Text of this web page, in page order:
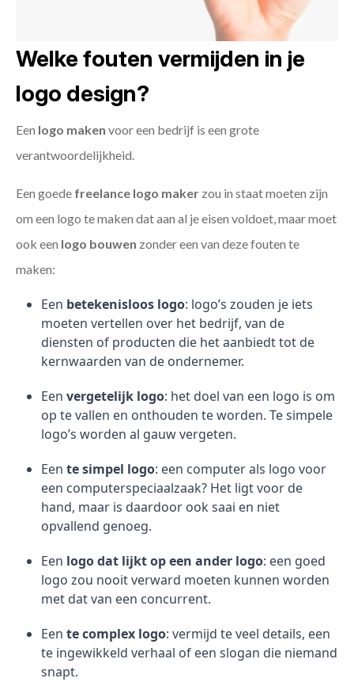
Welke fouten vermijden in je
logo design?
Een logo maken voor een bedrijf is een grote
verantwoordelijkheid.
Een goede freelance logo maker zou in staat moeten zijn
om een logo te maken dat aan al je eisen voldoet, maar moet
ook een logo bouwen zonder een van deze fouten te
maken:
Een betekenisloos logo: logo’s zouden je iets
moeten vertellen over het bedrijf, van de
diensten of producten die het aanbiedt tot de
kernwaarden van de ondernemer.
Een vergetelijk logo: het doel van een logo is om
op te vallen en onthouden te worden. Te simpele
logo’s worden al gauw vergeten.
Een te simpel logo: een computer als logo voor
een computerspeciaalzaak? Het ligt voor de
hand, maar is daardoor ook saai en niet
opvallend genoeg.
Een logo dat lijkt op een ander logo: een goed
logo zou nooit verward moeten kunnen worden
met dat van een concurrent.
Een te complex logo: vermijd te veel details, een
te ingewikkeld verhaal of een slogan die niemand
snapt.